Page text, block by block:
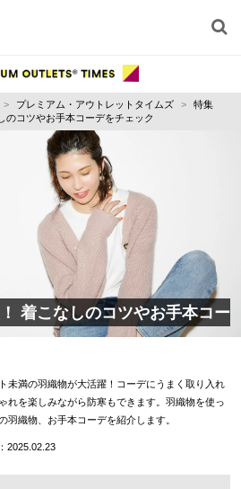
プレミアム・アウトレットタイムズ
特集
のコツやお手本コーデをチェック
着こなしのコツやお手本コー
未満の羽織物が大活躍！コーデにうまく取り入れ
れを楽しみながら防寒もできます。羽織物を使っ
羽織物、お手本コーデを紹介します。
2025.02.23